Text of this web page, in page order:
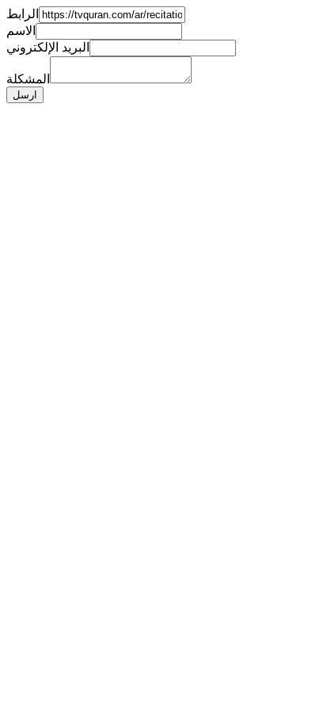
الرابط
الاسم
البريد الإلكتروني
المشكلة
ارسل